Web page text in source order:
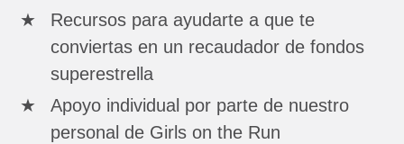
Recursos para ayudarte a que te
conviertas en un recaudador de fondos
superestrella
Apoyo individual por parte de nuestro
personal de Girls on the Run